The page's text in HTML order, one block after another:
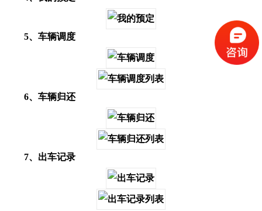
5、车辆调度
6、车辆归还
7、出车记录